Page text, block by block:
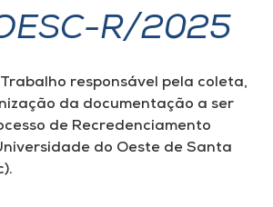
R/2025
responsável pela coleta,
da documentação a ser
de Recredenciamento
do Oeste de Santa